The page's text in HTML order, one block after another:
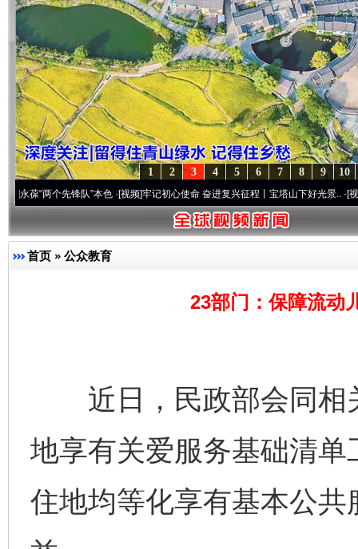
10
9
8
7
6
5
4
3
2
1
个先锋队”本色·[视频]牢记初心使命 奋进复兴征程丨宝塔山下好光景..·[视频]因党而
首页 » 公众教育
23部门：保障流动
近日，民政部会同相
地享有关爱服务基础清
住地均等化享有基本公